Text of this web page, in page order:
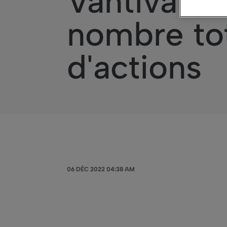
nombre
d'actions
06 DÉC 2022 04:38 AM